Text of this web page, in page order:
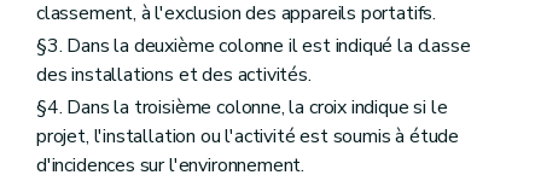
classement, à l'exclusion des appareils portatifs.
§3. Dans la deuxième colonne il est indiqué la classe
des installations et des activités.
§4. Dans la troisième colonne, la croix indique si le
projet, l'installation ou l'activité est soumis à étude
d'incidences sur l'environnement.